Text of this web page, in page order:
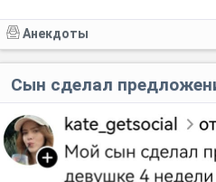
Анекдоты
Сын сделал